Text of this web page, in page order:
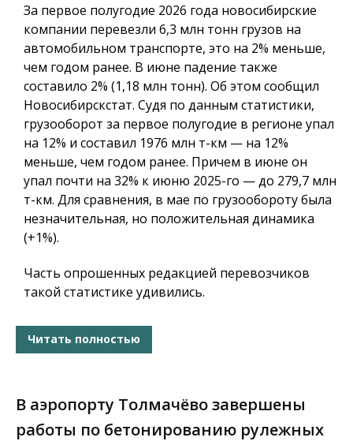
За первое полугодие 2026 года новосибирские
компании перевезли 6,3 млн тонн грузов на
автомобильном транспорте, это на 2% меньше,
чем годом ранее. В июне падение также
составило 2% (1,18 млн тонн). Об этом сообщил
Новосибирскстат. Судя по данным статистики,
грузооборот за первое полугодие в регионе упал
на 12% и составил 1976 млн т-км — на 12%
меньше, чем годом ранее. Причем в июне он
упал почти на 32% к июню 2025-го — до 279,7 млн
т-км. Для сравнения, в мае по грузообороту была
незначительная, но положительная динамика
(+1%).
Часть опрошенных редакцией перевозчиков
такой статистике удивились.
Читать полностью
В аэропорту Толмачёво завершены
работы по бетонированию рулежных